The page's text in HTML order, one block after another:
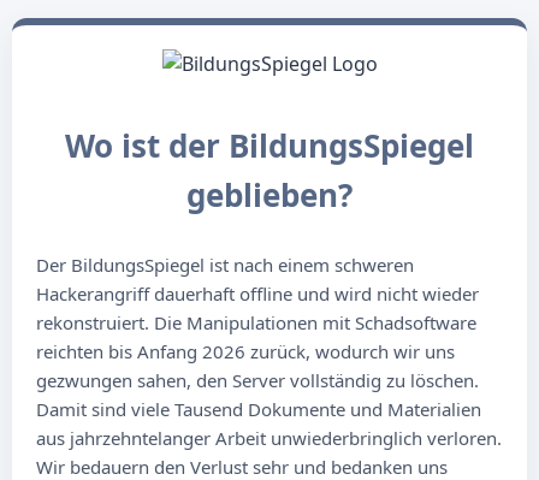
Wo ist der BildungsSpiegel
geblieben?
Der BildungsSpiegel ist nach einem schweren
Hackerangriff dauerhaft offline und wird nicht wieder
rekonstruiert. Die Manipulationen mit Schadsoftware
reichten bis Anfang 2026 zurück, wodurch wir uns
gezwungen sahen, den Server vollständig zu löschen.
Damit sind viele Tausend Dokumente und Materialien
aus jahrzehntelanger Arbeit unwiederbringlich verloren.
Wir bedauern den Verlust sehr und bedanken uns